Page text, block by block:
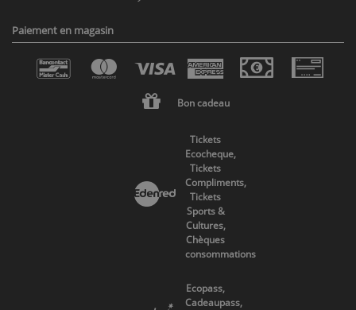
Paiement en magasin
Bon cadeau
Tickets
Ecocheque,
Tickets
Compliments,
Tickets
Sports &
Cultures,
Chèques
consommations
Ecopass,
Cadeaupass,